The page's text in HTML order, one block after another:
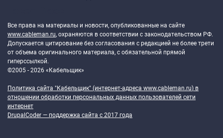
Все права на материалы и новости, опубликованные на сайте
www.cableman.ru, охраняются в соответствии с законодательством РФ.
Допускается цитирование без согласования с редакцией не более трети
от объема оригинального материала, с обязательной прямой
гиперссылкой.
©2005 - 2026 «Кабельщик»
Политика сайта "Кабельщик" (интернет-адреса www.cableman.ru) в
отношении обработки персональных данных пользователей сети
интернет
DrupalCoder — поддержка сайта c 2017 года